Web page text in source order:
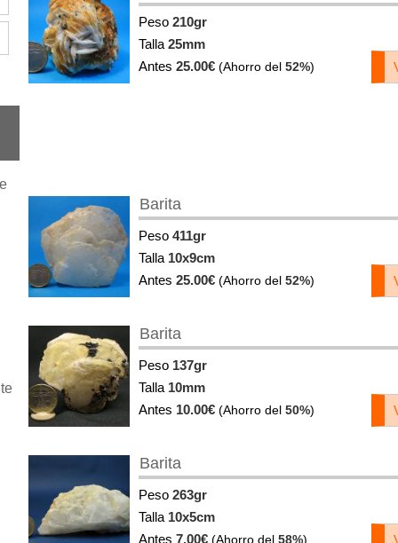
Peso 210gr
Talla 25mm
Antes 25.00€ (Ahorro del 52%)
Barita
Peso 411gr
Talla 10x9cm
Antes 25.00€ (Ahorro del 52%)
Barita
Peso 137gr
Talla 10mm
Antes 10.00€ (Ahorro del 50%)
Barita
Peso 263gr
Talla 10x5cm
Antes 7.00€ (Ahorro del 58%)